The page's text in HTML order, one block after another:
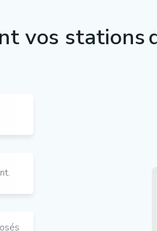
vos stations